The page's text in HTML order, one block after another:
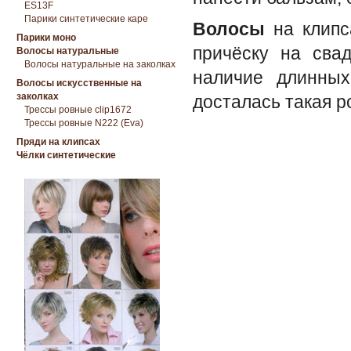
ES13F
Парики синтетические каре
Парики моно
Волосы натуральные
Волосы натуральные на заколках
Волосы искусственные на
заколках
Трессы ровные clip1672
Трессы ровные N222 (Eva)
Пряди на клипсах
Чёлки синтетические
Волосы на
причёску на
наличие
досталась такая